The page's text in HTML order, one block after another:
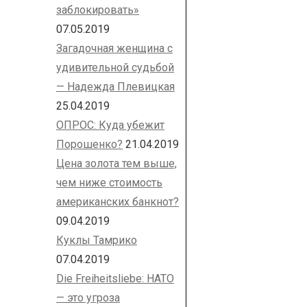
заблокировать»
07.05.2019
Загадочная женщина с
удивительной судьбой
— Надежда Плевицкая
25.04.2019
ОПРОС: Куда убежит
Порошенко? 21.04.2019
Цена золота тем выше,
чем ниже стоимость
американских банкнот?
09.04.2019
Куклы Тамрико
07.04.2019
Die Freiheitsliebe: НАТО
— это угроза